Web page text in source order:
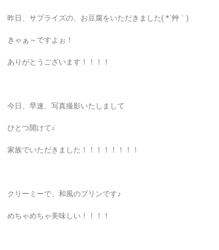
昨日、サプライズの、お豆腐をいただきました( *´艸｀)
きゃぁ～ですよぉ！
ありがとうございます！！！！
今日、早速、写真撮影いたしまして
ひとつ開けて♪
家族でいただきました！！！！！！！！
クリーミーで、和風のプリンです♪
めちゃめちゃ美味しい！！！！